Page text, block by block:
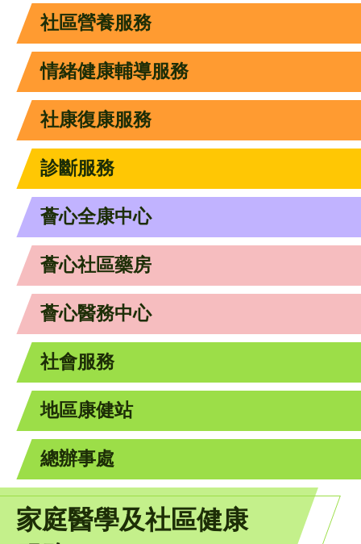
社區營養服務
情緒健康輔導服務
社康復康服務
診斷服務
薈心全康中心
薈心社區藥房
薈心醫務中心
社會服務
地區康健站
總辦事處
家庭醫學及社區健康